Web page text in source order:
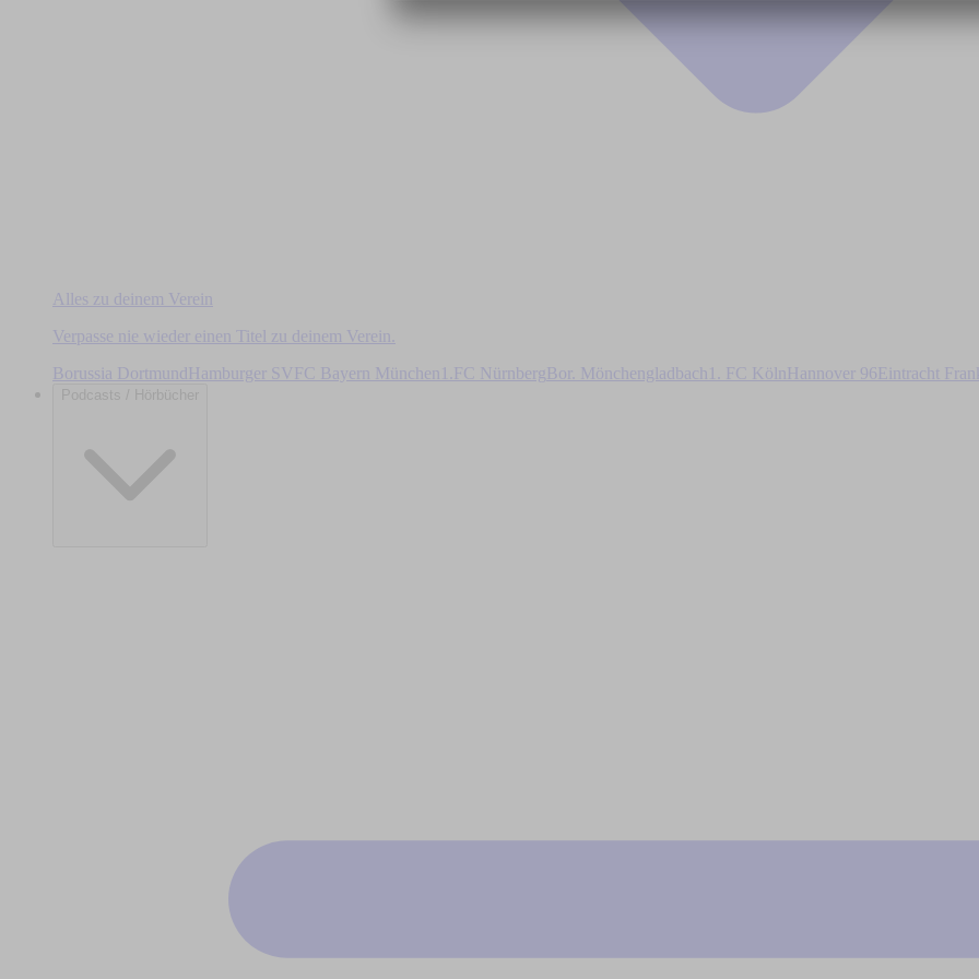
Alles zu deinem Verein
Verpasse nie wieder einen Titel zu deinem Verein.
Borussia DortmundHamburger SV FC Bayern München 1.FC Nürnberg Bor. Mönchengladbach 1. FC Köln Hannover 96Eintracht
Podcasts / Hörbücher